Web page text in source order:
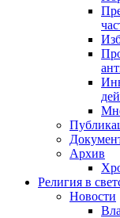
Архив
Религия в
Новости